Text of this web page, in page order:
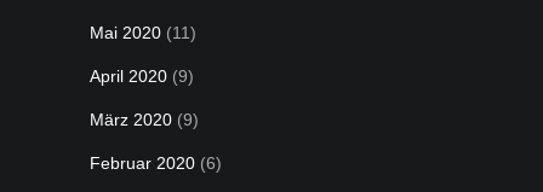
Mai 2020 (11)
April 2020 (9)
März 2020 (9)
Februar 2020 (6)